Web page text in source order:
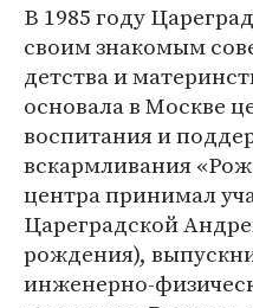
В 1985 году
своим знакомым
детства и
основала в Москве
воспитания и
вскармливания
центра принимал
Цареградской
рождения),
инженерно-